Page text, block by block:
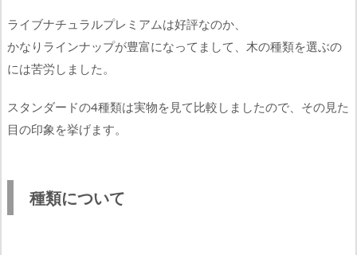
ライブナチュラルプレミアムは好評なのか、
かなりラインナップが豊富になってまして、木の種類を選ぶの
には苦労しました。
スタンダードの4種類は実物を見て比較しましたので、その見た
目の印象を挙げます。
種類について